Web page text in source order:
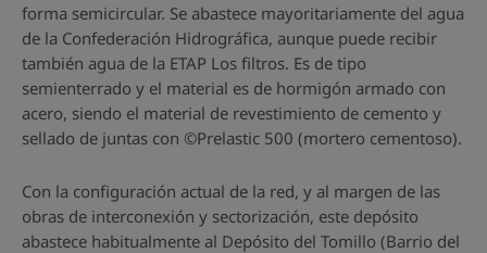
forma semicircular. Se abastece mayoritariamente del agua
de la Confederación Hidrográfica, aunque puede recibir
también agua de la ETAP Los filtros. Es de tipo
semienterrado y el material es de hormigón armado con
acero, siendo el material de revestimiento de cemento y
sellado de juntas con ©Prelastic 500 (mortero cementoso).
Con la configuración actual de la red, y al margen de las
obras de interconexión y sectorización, este depósito
abastece habitualmente al Depósito del Tomillo (Barrio del